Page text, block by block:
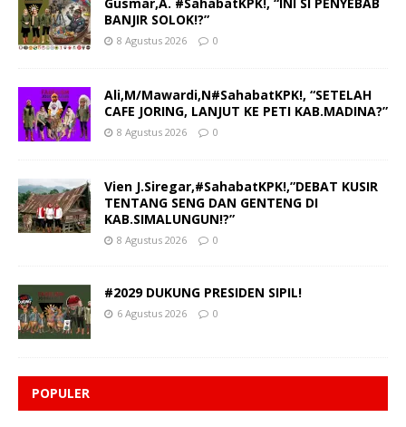
BANJIR SOLOK!?”
8 Agustus 2026 0
Ali,M/Mawardi,N#SahabatKPK!, “SETELAH
CAFE JORING, LANJUT KE PETI KAB.MADINA?”
8 Agustus 2026 0
Vien J.Siregar,#SahabatKPK!,”DEBAT KUSIR
TENTANG SENG DAN GENTENG DI
KAB.SIMALUNGUN!?”
8 Agustus 2026 0
#2029 DUKUNG PRESIDEN SIPIL!
6 Agustus 2026 0
POPULER